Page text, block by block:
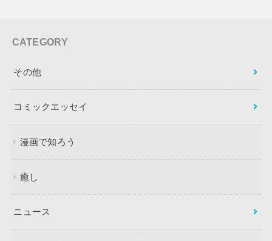
CATEGORY
その他
コミックエッセイ
漫画で知ろう
癒し
ニュース